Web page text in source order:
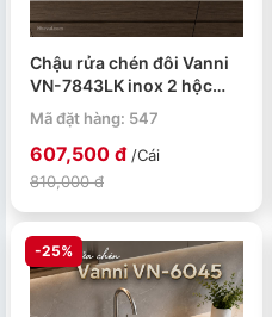
Chậu rửa chén đôi Vanni
VN-7843LK inox 2 hộc
780x430x230mm
Mã đặt hàng: 547
607,500 đ /Cái
810,000 đ
-25%